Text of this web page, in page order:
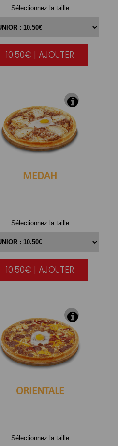
Sélectionnez la taille
|
10.50€ | AJOUTER
MEDAH
Sélectionnez la taille
|
10.50€ | AJOUTER
ORIENTALE
Sélectionnez la taille